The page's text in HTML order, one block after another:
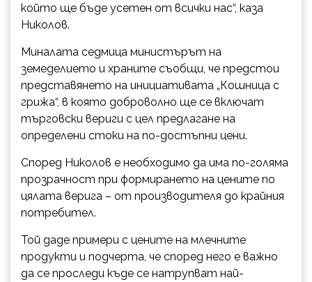
който ще бъде усетен от всички нас“, каза
Николов.
Миналата седмица министърът на
земеделието и храните съобщи, че предстои
представянето на инициативата „Кошница с
грижа“, в която доброволно ще се включат
търговски вериги с цел предлагане на
определени стоки на по-достъпни цени.
Според Николов е необходимо да има по-голяма
прозрачност при формирането на цените по
цялата верига – от производителя до крайния
потребител.
Той даде примери с цените на млечните
продукти и подчерта, че според него е важно
да се проследи къде се натрупват най-